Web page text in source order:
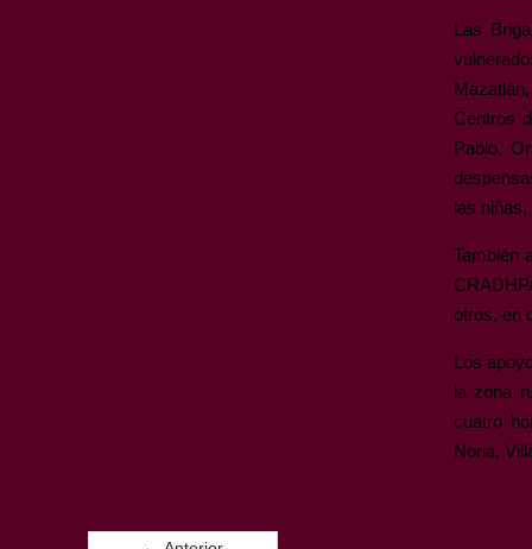
Las
Centros
Pablo,
las
También
otros, en
Los
la zona
cuatro
Noria,